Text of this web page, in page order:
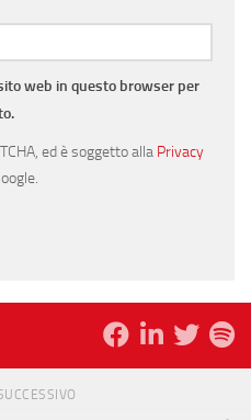
web in questo browser per
ed è soggetto alla Privacy